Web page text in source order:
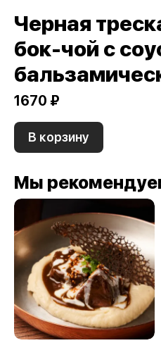
Черная
бок-чой с
1670 ₽
В корзину
Мы